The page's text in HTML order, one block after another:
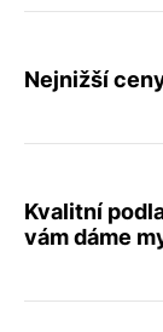
Nejnižší
Kvalitní
vám dáme